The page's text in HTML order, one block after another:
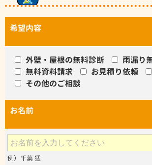
希望内容
外壁・屋根の無料診断
雨漏り
無料資料請求
お見積り依頼
その他のご相談
お名前
例）千葉 猛